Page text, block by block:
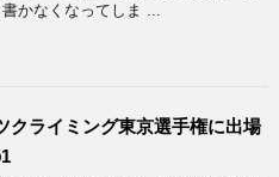
かなくなってしま ...
クライミング東京選手権に出場